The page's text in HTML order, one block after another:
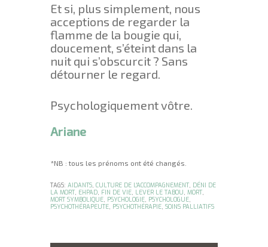
Et si, plus simplement, nous
acceptions de regarder la
flamme de la bougie qui,
doucement, s’éteint dans la
nuit qui s’obscurcit ? Sans
détourner le regard.
Psychologiquement vôtre.
Ariane
*NB : tous les prénoms ont été changés.
TAGS: AIDANTS, CULTURE DE L'ACCOMPAGNEMENT, DÉNI DE
LA MORT, EHPAD, FIN DE VIE, LEVER LE TABOU, MORT,
MORT SYMBOLIQUE, PSYCHOLOGIE, PSYCHOLOGUE,
PSYCHOTHÉRAPEUTE, PSYCHOTHÉRAPIE, SOINS PALLIATIFS